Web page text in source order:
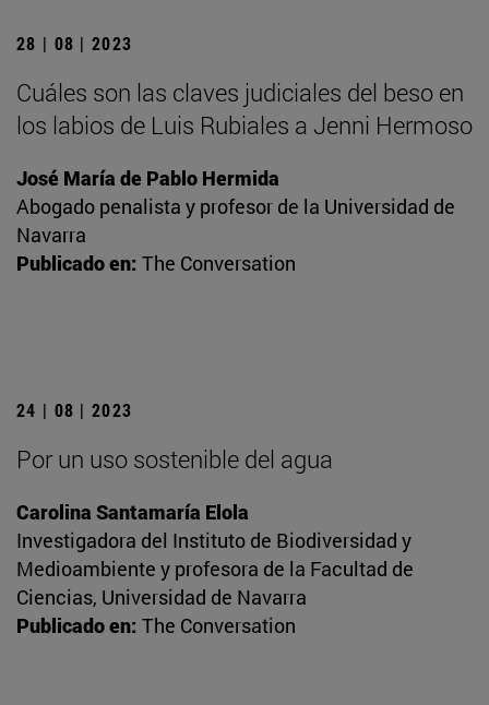
28 | 08 | 2023
Cuáles son las claves judiciales del beso en
los labios de Luis Rubiales a Jenni Hermoso
José María de Pablo Hermida
Abogado penalista y profesor de la Universidad de
Navarra
Publicado en: The Conversation
24 | 08 | 2023
Por un uso sostenible del agua
Carolina Santamaría Elola
Investigadora del Instituto de Biodiversidad y
Medioambiente y profesora de la Facultad de
Ciencias, Universidad de Navarra
Publicado en: The Conversation